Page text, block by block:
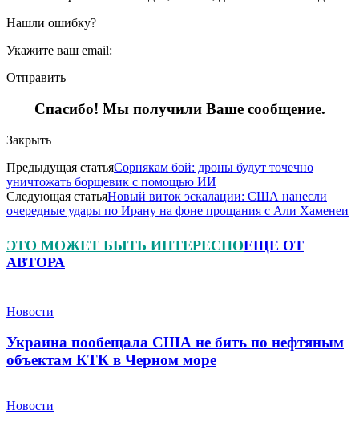
Нашли ошибку?
Укажите ваш email:
Отправить
Спасибо! Мы получили Ваше сообщение.
Закрыть
Предыдущая статьяСорнякам бой: дроны будут точечно
уничтожать борщевик с помощью ИИ
Следующая статьяНовый виток эскалации: США нанесли
очередные удары по Ирану на фоне прощания с Али Хаменеи
ЭТО МОЖЕТ БЫТЬ ИНТЕРЕСНОЕЩЕ ОТ
АВТОРА
Новости
Украина пообещала США не бить по нефтяным
объектам КТК в Черном море
Новости